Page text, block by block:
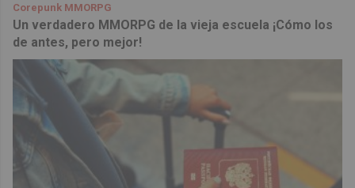
Corepunk MMORPG
Un verdadero MMORPG de la vieja escuela ¡Cómo los
de antes, pero mejor!